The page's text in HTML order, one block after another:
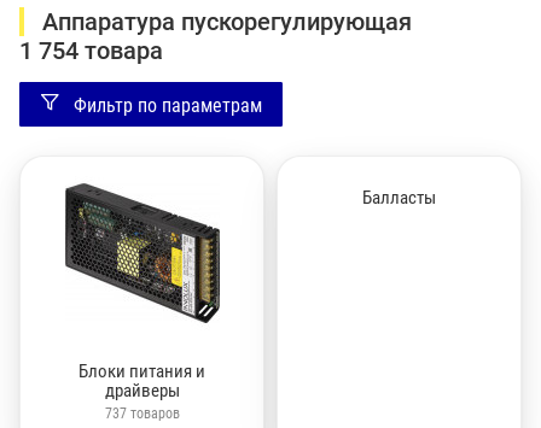
к
п
а
Аппаратура пускорегулирующая
1 754 товара
Фильтр по параметрам
Блоки питания и
драйверы
737 товаров
Балласты